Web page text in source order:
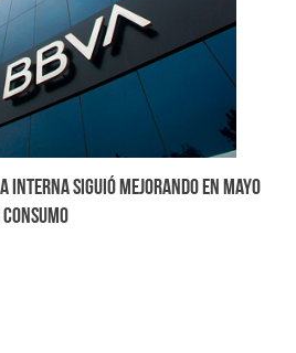
interna siguió mejorando en mayo